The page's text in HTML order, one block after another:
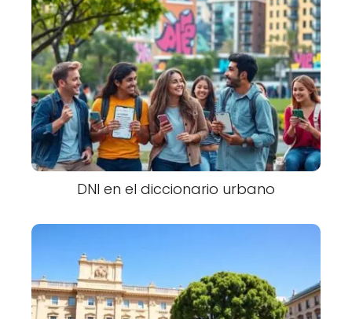
DNI en el diccionario urbano